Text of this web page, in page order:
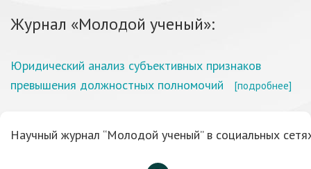
Журнал «Молодой ученый»:
Юридический анализ субъективных признаков
превышения должностных полномочий
[подробнее]
Научный журнал “Молодой ученый” в социальных